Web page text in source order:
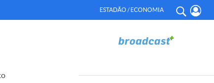
ESTADÃO / ECONOMIA